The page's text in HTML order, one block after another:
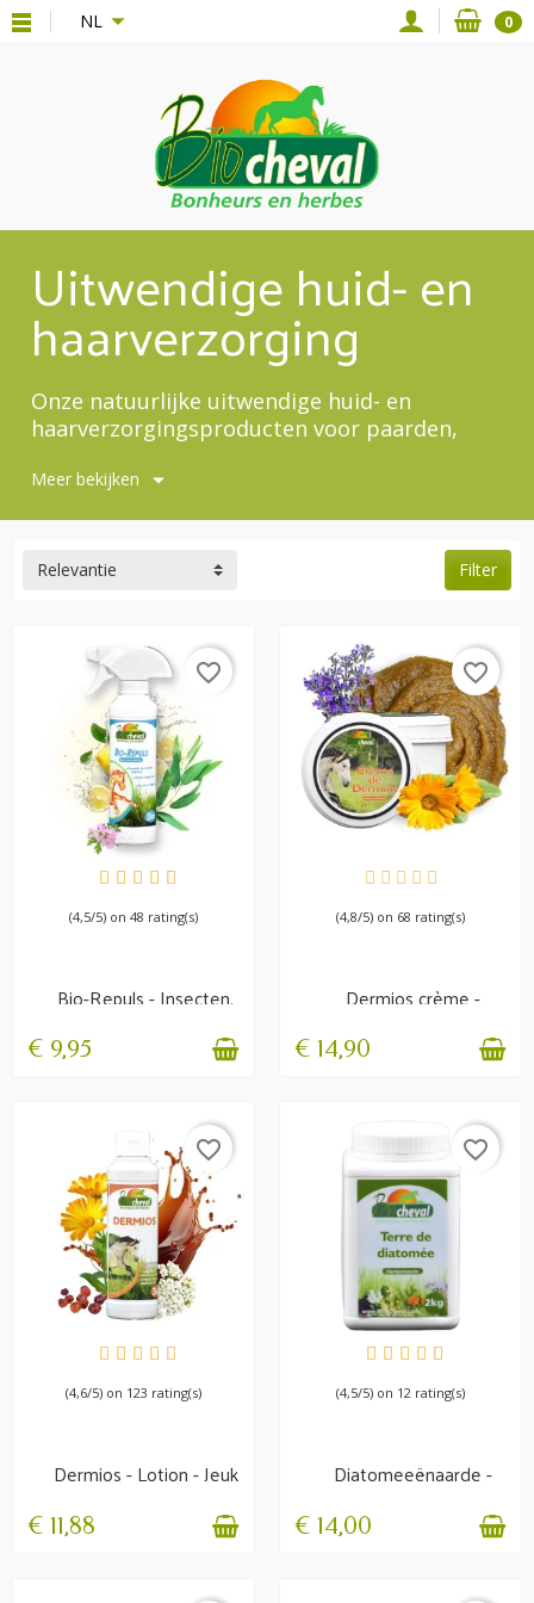
{**} NL 0
Uitwendige huid- en
haarverzorging
Onze natuurlijke uitwendige huid- en
haarverzorgingsproducten voor paarden,
Meer bekijken
Filter
Relevantie
OP VOORRAAD
favorite_border
(4,5/5) on 48 rating(s)
Bio-Repuls - Insecten,
vliegen,...
€ 9,95
BESCHIKBAAR
favorite_border
(4,8/5) on 68 rating(s)
Dermios crème -
Zomereuk
€ 14,90
OP VOORRAAD
favorite_border
(4,6/5) on 123 rating(s)
Dermios - Lotion - Jeuk
en huidproblemen
€ 11,88
BESCHIKBAAR
favorite_border
(4,5/5) on 12 rating(s)
Diatomeeënaarde -
Niet-gekalkt -
Inwendige...
€ 14,00